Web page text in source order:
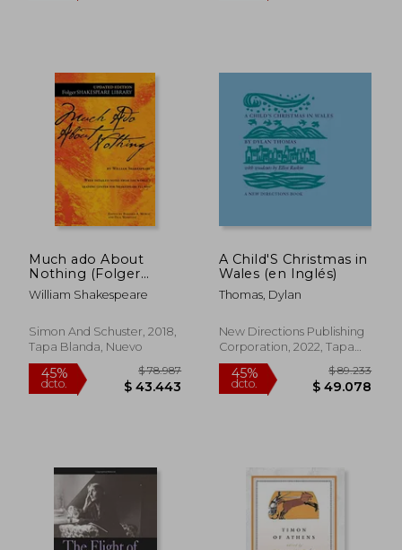
45%
dcto. $ 65.384
45%
dcto.
Much ado About
Nothing (Folger
Shakespeare Library)
(en Inglés)
William Shakespeare
Simon And Schuster, 2018,
Tapa Blanda, Nuevo
A Child'S Christmas in
Wales (en Inglés)
Thomas, Dylan
New Directions Publishing
Corporation, 2022, Tapa
Blanda, Nuevo